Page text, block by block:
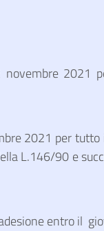
novembre 2021
2021 per
L.146/90 e
entro il